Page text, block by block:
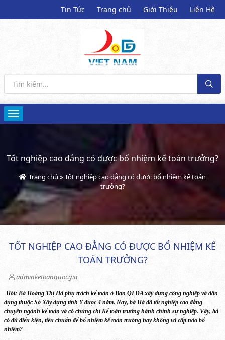
Tin Tức Trang chủ Giới Thiệu Liên Hệ
Tốt nghiệp cao đẳng có được bổ nhiệm kế toán trưởng?
Trang chủ » Tốt nghiệp cao đẳng có được bổ nhiệm kế toán
trưởng?
TỐT NGHIỆP CAO ĐẲNG CÓ ĐƯỢC BỔ NHIỆM KẾ
TOÁN TRƯỞNG?
adminketoanquocgia
Hỏi: Bà Hoàng Thị Hà phụ trách kế toán ở Ban QLDA xây dựng công nghiệp và dân
dụng thuộc Sở Xây dựng tỉnh Yđược 4 năm. Nay, bà Hà đã tốt nghiệp cao đẳng
chuyên ngành kế toán và có chứng chỉ Kế toán trưởng hành chính sự nghiệp. Vậy, bà
có đủ điểu kiện, tiêu chuẩn để bổ nhiệm kế toán trưởng hay không và cấp nào bổ
nhiệm?